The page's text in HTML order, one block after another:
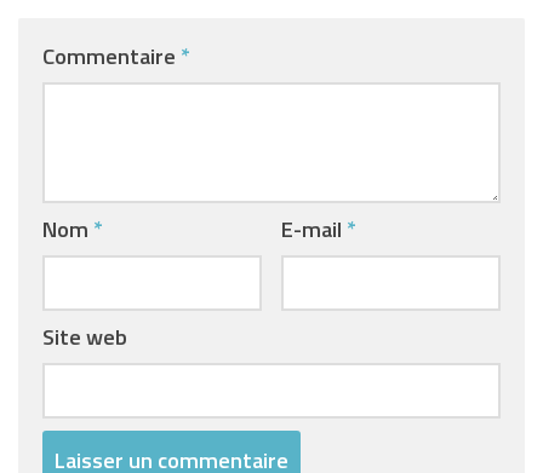
Commentaire *
Nom * E-mail *
Site web